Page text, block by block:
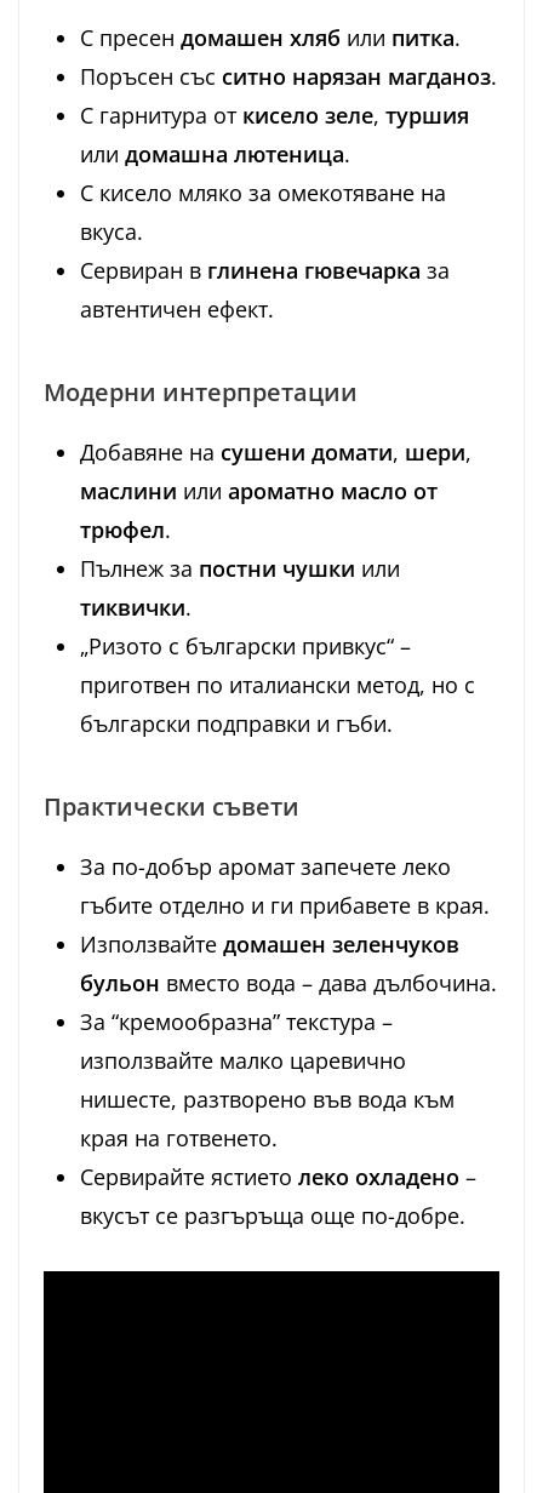
С пресен домашен хляб или питка.
Поръсен със ситно нарязан магданоз.
С гарнитура от кисело зеле, туршия
или домашна лютеница.
С кисело мляко за омекотяване на
вкуса.
Сервиран в глинена гювечарка за
автентичен ефект.
Модерни интерпретации
Добавяне на сушени домати, шери,
маслини или ароматно масло от
трюфел.
Пълнеж за постни чушки или
тиквички.
„Ризото с български привкус“ –
приготвен по италиански метод, но с
български подправки и гъби.
Практически съвети
За по-добър аромат запечете леко
гъбите отделно и ги прибавете в края.
Използвайте домашен зеленчуков
бульон вместо вода – дава дълбочина.
За “кремообразна” текстура –
използвайте малко царевично
нишесте, разтворено във вода към
края на готвенето.
Сервирайте ястието леко охладено –
вкусът се разгъръща още по-добре.